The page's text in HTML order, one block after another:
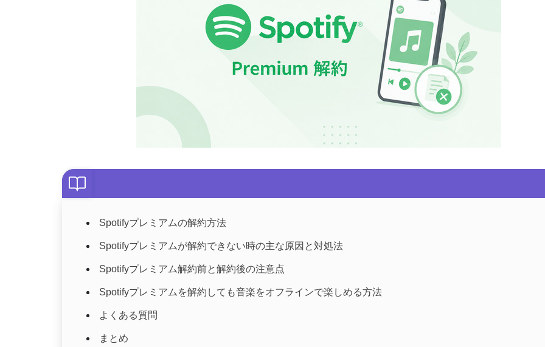
Spotifyプレミアムの解約方法
Spotifyプレミアムが解約できない時の主な原因と対処法
Spotifyプレミアム解約前と解約後の注意点
Spotifyプレミアムを解約しても音楽をオフラインで楽しめる方法
よくある質問
まとめ